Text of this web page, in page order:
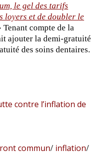
le gel des tarifs
loyers et de doubler le
Tenant compte de la
ajouter la demi-gratuité
des soins dentaires.
contre l’inflation de
commun/ inflation/